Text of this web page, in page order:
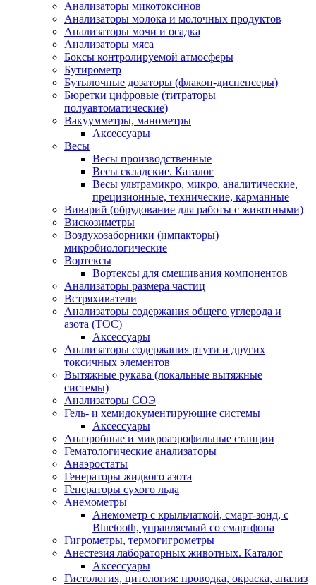
Анализаторы микотоксинов
Анализаторы молока и молочных продуктов
Анализаторы мочи и осадка
Анализаторы мяса
Боксы контролируемой атмосферы
Бутирометр
Бутылочные дозаторы (флакон-диспенсеры)
Бюретки цифровые (титраторы
полуавтоматические)
Вакуумметры, манометры
Аксессуары
Весы
Весы производственные
Весы складские. Каталог
Весы ультрамикро, микро, аналитические,
прецизионные, технические, карманные
Виварий (обрудование для работы с животными)
Вискозиметры
Воздухозаборники (импакторы)
микробиологические
Вортексы
Вортексы для смешивания компонентов
Анализаторы размера частиц
Встряхиватели
Анализаторы содержания общего углерода и
азота (ТОС)
Аксессуары
Анализаторы содержания ртути и других
токсичных элементов
Вытяжные рукава (локальные вытяжные
системы)
Анализаторы СОЭ
Гель- и хемидокументирующие системы
Аксессуары
Анаэробные и микроаэрофильные станции
Гематологические анализаторы
Анаэростаты
Генераторы жидкого азота
Генераторы сухого льда
Анемометры
Анемометр с крыльчаткой, смарт-зонд, с
Bluetooth, управляемый со смартфона
Гигрометры, термогигрометры
Анестезия лабораторных животных. Каталог
Аксессуары
Гистология, цитология: проводка, окраска, анализ